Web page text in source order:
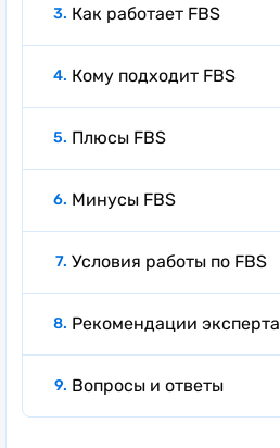
Как работает FBS
Кому подходит FBS
Плюсы FBS
Минусы FBS
Условия работы по FBS
Рекомендации эксперта
Вопросы и ответы